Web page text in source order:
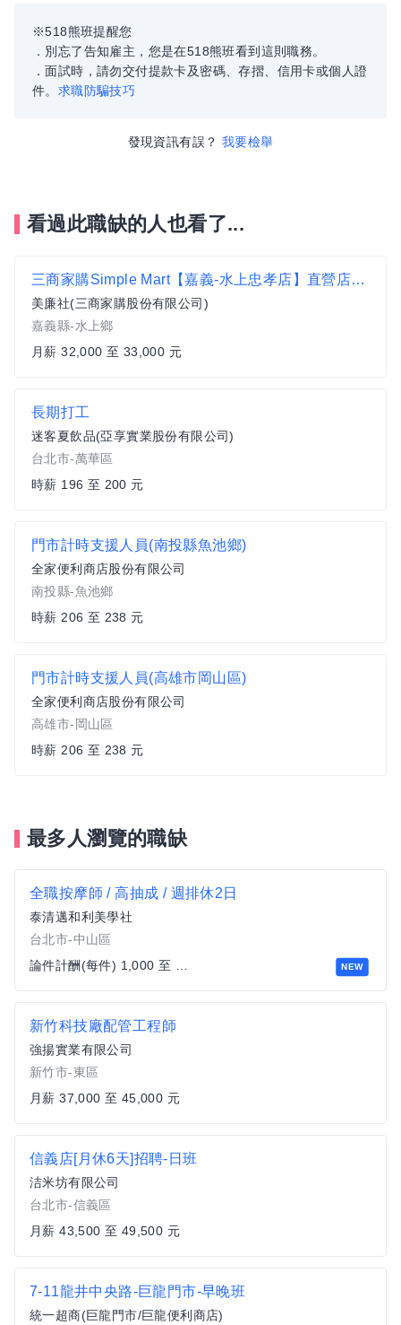
※518熊班提醒您
．別忘了告知雇主，您是在518熊班看到這則職務。
．面試時，請勿交付提款卡及密碼、存摺、信用卡或個人證
件。 求職防騙技巧
發現資訊有誤？ 我要檢舉
看過此職缺的人也看了...
三商家購Simple Mart【嘉義-水上忠孝店】直營店門市人員#
美廉社(三商家購股份有限公司)
嘉義縣-水上鄉
月薪 32,000 至 33,000 元
長期打工
迷客夏飲品(亞享實業股份有限公司)
台北市-萬華區
時薪 196 至 200 元
門市計時支援人員(南投縣魚池鄉)
全家便利商店股份有限公司
南投縣-魚池鄉
時薪 206 至 238 元
門市計時支援人員(高雄市岡山區)
全家便利商店股份有限公司
高雄市-岡山區
時薪 206 至 238 元
最多人瀏覽的職缺
NEW
全職按摩師 / 高抽成 / 週排休2日
泰清邁和利美學社
台北市-中山區
新竹科技廠配管工程師
強揚實業有限公司
新竹市-東區
月薪 37,000 至 45,000 元
信義店[月休6天]招聘-日班
洁米坊有限公司
台北市-信義區
月薪 43,500 至 49,500 元
7-11龍井中央路-巨龍門市-早晚班
統一超商(巨龍門市/巨龍便利商店)